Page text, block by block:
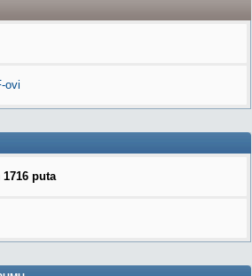
ovi
1716 puta